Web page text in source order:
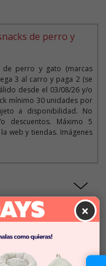
de perro y
perro y gato (marcas
3 al carro y paga 2 (se
desde el 03/08/26 y/o
mínimo 30 unidades por
a disponibilidad. No
descuentos. Máximo 5
web y tiendas. Imágenes
×